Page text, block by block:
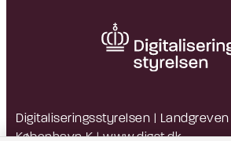
Digitaliseringsstyrelsen | Landgreven
København K |www.digst.dk